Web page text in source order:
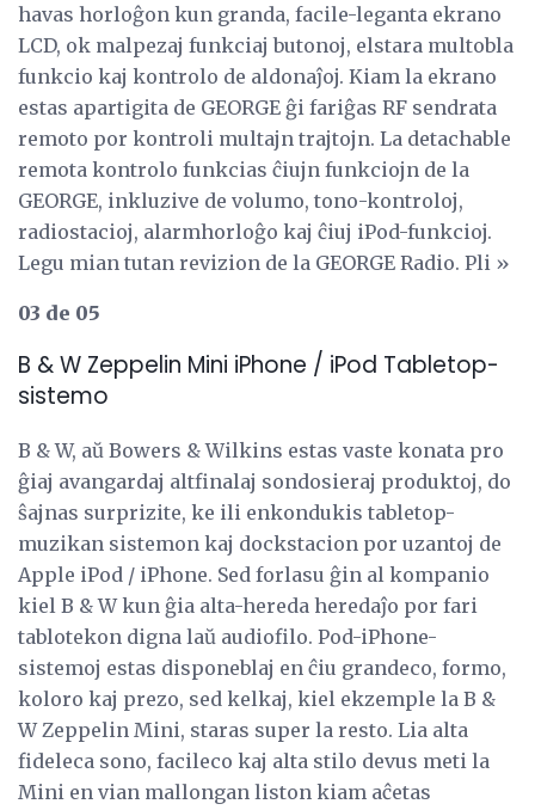
havas horloĝon kun granda, facile-leganta ekrano
LCD, ok malpezaj funkciaj butonoj, elstara multobla
funkcio kaj kontrolo de aldonaĵoj. Kiam la ekrano
estas apartigita de GEORGE ĝi fariĝas RF sendrata
remoto por kontroli multajn trajtojn. La detachable
remota kontrolo funkcias ĉiujn funkciojn de la
GEORGE, inkluzive de volumo, tono-kontroloj,
radiostacioj, alarmhorloĝo kaj ĉiuj iPod-funkcioj.
Legu mian tutan revizion de la GEORGE Radio. Pli »
03 de 05
B & W Zeppelin Mini iPhone / iPod Tabletop-
sistemo
B & W, aŭ Bowers & Wilkins estas vaste konata pro
ĝiaj avangardaj altfinalaj sondosieraj produktoj, do
ŝajnas surprizite, ke ili enkondukis tabletop-
muzikan sistemon kaj dockstacion por uzantoj de
Apple iPod / iPhone. Sed forlasu ĝin al kompanio
kiel B & W kun ĝia alta-hereda heredaĵo por fari
tablotekon digna laŭ audiofilo. Pod-iPhone-
sistemoj estas disponeblaj en ĉiu grandeco, formo,
koloro kaj prezo, sed kelkaj, kiel ekzemple la B &
W Zeppelin Mini, staras super la resto. Lia alta
fideleca sono, facileco kaj alta stilo devus meti la
Mini en vian mallongan liston kiam aĉetas